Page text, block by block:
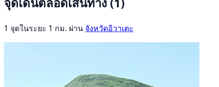
1 จุดในระยะ 1 กม. ผ่าน จังหวัดอิวาเตะ